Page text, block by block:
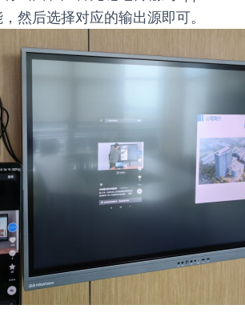
然后选择对应的输出源即可。